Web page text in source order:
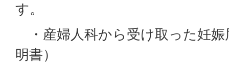
す。
・産婦人科から受け取った妊娠
明書）